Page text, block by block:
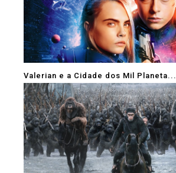
Valerian e a Cidade dos Mil Planeta...